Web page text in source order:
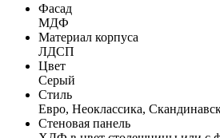
Фасад
МДФ
Материал корпуса
ЛДСП
Цвет
Серый
Стиль
Евро, Неоклассика,
Стеновая панель